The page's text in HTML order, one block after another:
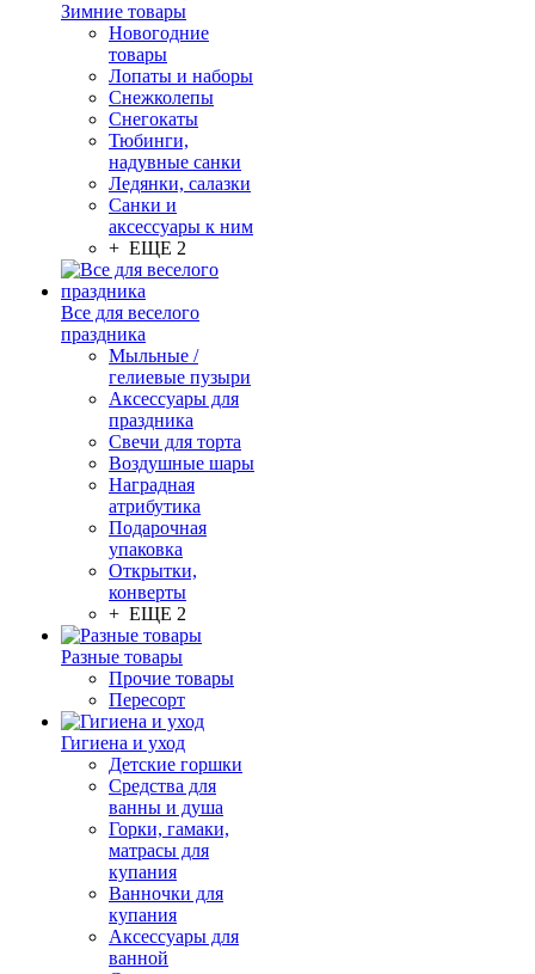
Зимние товары
Новогодние
товары
Лопаты и наборы
Снежколепы
Снегокаты
Тюбинги,
надувные санки
Ледянки, салазки
Санки и
аксессуары к ним
+ ЕЩЕ 2
Все для веселого
праздника
Мыльные /
гелиевые пузыри
Аксессуары для
праздника
Свечи для торта
Воздушные шары
Наградная
атрибутика
Подарочная
упаковка
Открытки,
конверты
+ ЕЩЕ 2
Разные товары
Прочие товары
Пересорт
Гигиена и уход
Детские горшки
Средства для
ванны и душа
Горки, гамаки,
матрасы для
купания
Ванночки для
купания
Аксессуары для
ванной